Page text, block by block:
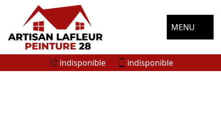
MENU
indisponible indisponible